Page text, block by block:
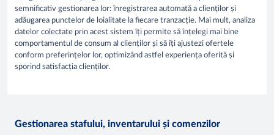
semnificativ gestionarea lor: înregistrarea automată a clienților și
adăugarea punctelor de loialitate la fiecare tranzacție. Mai mult, analiza
datelor colectate prin acest sistem îți permite să înțelegi mai bine
comportamentul de consum al clienților și să îți ajustezi ofertele
conform preferințelor lor, optimizând astfel experiența oferită și
sporind satisfacția clienților.
Gestionarea stafului, inventarului și comenzilor